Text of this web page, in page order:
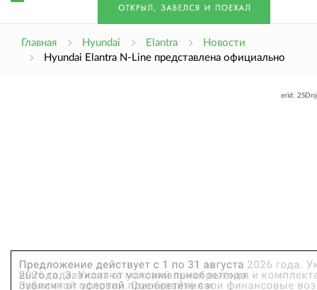
Главная Hyundai Elantra
Новости
Hyundai Elantra N-Line представлена официально
erid: